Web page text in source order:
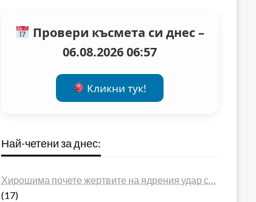
Провери късмета си днес –
06.08.2026 06:57
Кликни тук!
Най-четени за днес:
Хирошима почете жертвите на ядрения удар с…
(17)